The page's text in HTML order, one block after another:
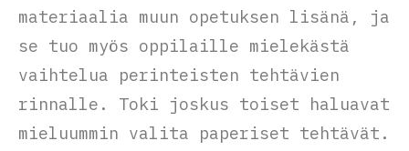
materiaalia muun opetuksen lisänä, ja
se tuo myös oppilaille mielekästä
vaihtelua perinteisten tehtävien
rinnalle. Toki joskus toiset haluavat
mieluummin valita paperiset tehtävät.